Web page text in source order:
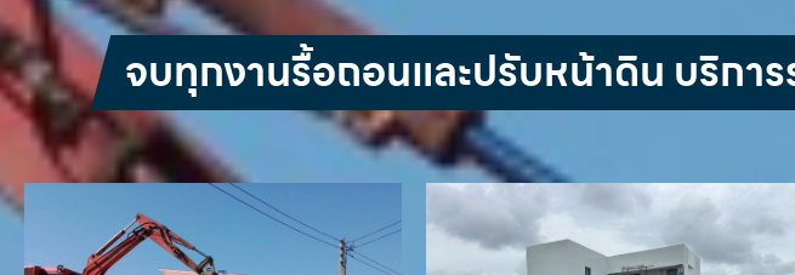
จบทุกงานรื้อถอนและปรับหน้าดิน บริกา